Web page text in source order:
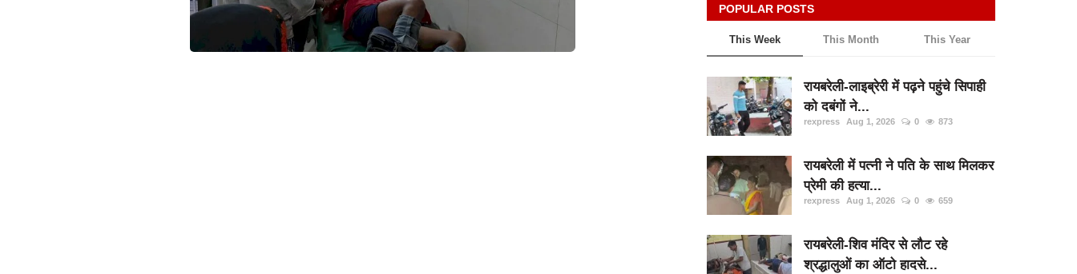
POPULAR POSTS
This Week This Month This Year
रायबरेली-लाइब्रेरी में पढ़ने पहुंचे सिपाही
को दबंगों ने...
rexpress Aug 1, 2026 0 873
रायबरेली में पत्नी ने पति के साथ मिलकर
प्रेमी की हत्या...
rexpress Aug 1, 2026 0 659
रायबरेली-शिव मंदिर से लौट रहे
श्रद्धालुओं का ऑटो हादसे...